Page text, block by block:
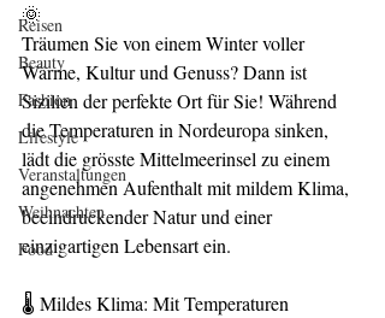
Reisen
Beauty
Fashion
Lifestyle
Veranstaltungen
Weihnachten
Food
🌞
Träumen Sie von einem Winter voller
Wärme, Kultur und Genuss? Dann ist
Sizilien der perfekte Ort für Sie! Während
die Temperaturen in Nordeuropa sinken,
lädt die grösste Mittelmeerinsel zu einem
angenehmen Aufenthalt mit mildem Klima,
beeindruckender Natur und einer
einzigartigen Lebensart ein.
🌡️ Mildes Klima: Mit Temperaturen